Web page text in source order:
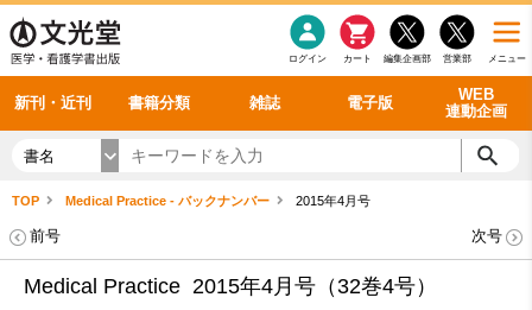
メニュー
営業部
編集企画部
カート
ログイン
新刊・近刊 書籍分類 雑誌 電子版
WEB
連動企画
感染症 老年医学
看護・介護
呼吸器
循環器
シリーズ一覧
雑誌投稿規定
理学療法
雑誌案内・年間購読 最新号 バックナンバー
電子書籍
電子雑誌
書籍「データに基づく臨床動作分析」WEB動画
書籍「眼手術学」WEB動画
書籍「神経症候学 II 改訂第二版」 WEB動画
新刊一覧
今後の発行予定
書名
TOP Medical Practice - バックナンバー 2015年4月号
前号 次号
Medical Practice 2015年4月号（32巻4号）